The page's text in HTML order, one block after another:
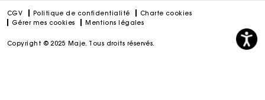
CGV Politique de confidentialité
Charte cookies
Gérer mes cookies
Mentions légales
Copyright © 2025 Maje. Tous droits réservés.